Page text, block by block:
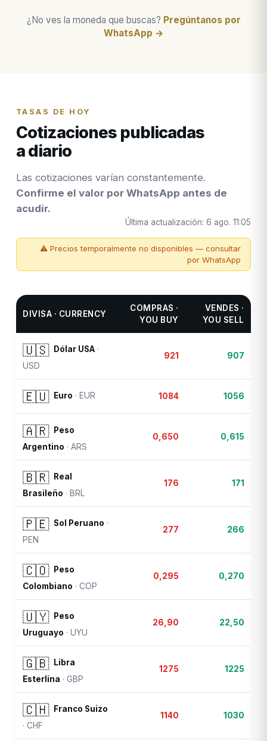
¿No ves la moneda que buscas? Pregúntanos por
WhatsApp →
TASAS DE HOY
Cotizaciones publicadas
a diario
Las cotizaciones varían constantemente.
Confirme el valor por WhatsApp antes de
acudir.
Última actualización:6 ago. 11:05
⚠ Precios temporalmente no disponibles — consultar
por WhatsApp
DIVISA · CURRENCY
COMPRAS ·
YOU BUY
VENDES ·
YOU SELL
🇺🇸 Dólar USA ·
USD
921 907
🇪🇺 Euro · EUR 1084 1056
🇦🇷
Peso
Argentino ·ARS
0,650 0,615
🇧🇷
Real
Brasileño · BRL
176 171
🇵🇪 Sol Peruano ·
PEN
277 266
🇨🇴
Peso
Colombiano ·COP
0,295 0,270
🇺🇾
Peso
Uruguayo ·UYU
26,90 22,50
🇬🇧
Libra
Esterlina ·GBP
1275 1225
🇨🇭
Franco Suizo
·CHF
1140 1030